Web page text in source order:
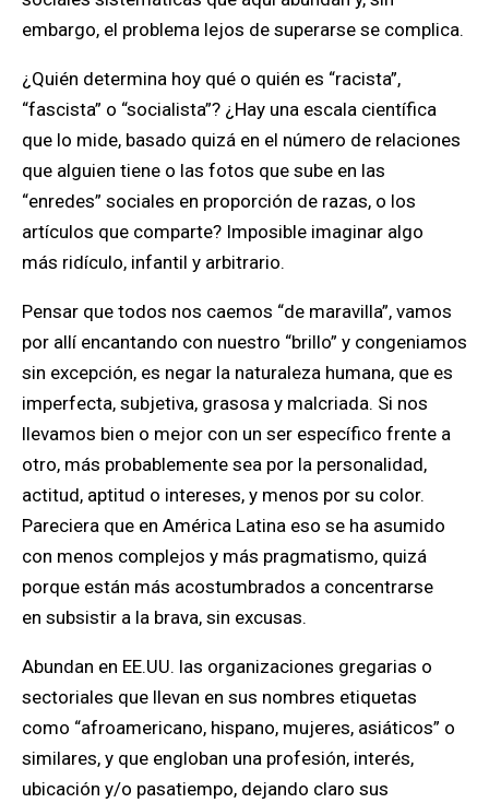
embargo, el problema lejos de superarse se complica.
¿Quién determina hoy qué o quién es “racista”,
“fascista” o “socialista”? ¿Hay una escala científica
que lo mide, basado quizá en el número de relaciones
que alguien tiene o las fotos que sube en las
“enredes” sociales en proporción de razas, o los
artículos que comparte? Imposible imaginar algo
más ridículo, infantil y arbitrario.
Pensar que todos nos caemos “de maravilla”, vamos
por allí encantando con nuestro “brillo” y congeniamos
sin excepción, es negar la naturaleza humana, que es
imperfecta, subjetiva, grasosa y malcriada. Si nos
llevamos bien o mejor con un ser específico frente a
otro, más probablemente sea por la personalidad,
actitud, aptitud o intereses, y menos por su color.
Pareciera que en América Latina eso se ha asumido
con menos complejos y más pragmatismo, quizá
porque están más acostumbrados a concentrarse
en subsistir a la brava, sin excusas.
Abundan en EE.UU. las organizaciones gregarias o
sectoriales que llevan en sus nombres etiquetas
como “afroamericano, hispano, mujeres, asiáticos” o
similares, y que engloban una profesión, interés,
ubicación y/o pasatiempo, dejando claro sus